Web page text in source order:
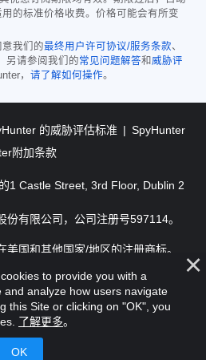
的标准价格收费。价格可能会有所变
我们的最终用户许可协议/服务条款、
另请参阅我们的常见问题解答和威胁评
， 请了解如何操作。
的威胁评估标准
SpyHunter
附加条款
1 Castle Street, 3rd Floor, Dublin 2
有限公司，公司注册号597114。
国和其他国家/地区的注册商标。
Ltd. 保留所有权利。
to provide you with a
analyze how users navigate
this Site or clicking on "OK", you
了解更多。